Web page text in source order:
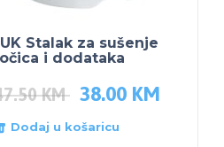
Stalak za sušenje
i dodataka
KM 38.00 KM
Dodaj u košaricu